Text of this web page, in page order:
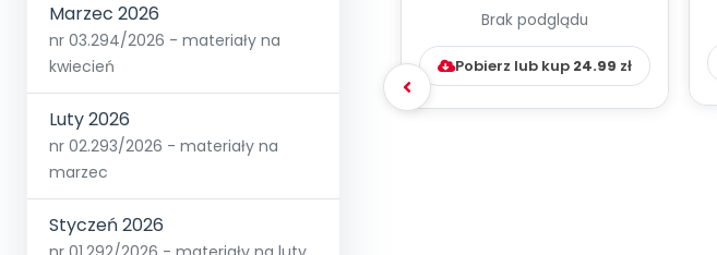
Marzec 2026
nr 03.294/2026 - materiały na
kwiecień
Luty 2026
nr 02.293/2026 - materiały na
marzec
Styczeń 2026
WYCHOWAWCZO –
DYDAKTYC...
Brak podglądu
Pobierz lub kup 24.99 zł